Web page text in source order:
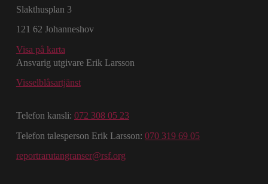
Slakthusplan 3
121 62 Johanneshov
Visa på karta
Ansvarig utgivare Erik Larsson
Visselblåsartjänst
Telefon kansli: 072 308 05 23
Telefon talesperson Erik Larsson: 070 319 69 05
reportrarutangranser@rsf.org